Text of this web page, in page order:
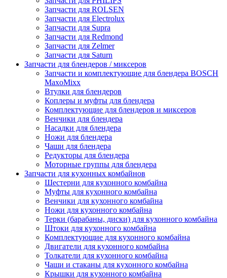
Запчасти для ROLSEN
Запчасти для Electrolux
Запчасти для Supra
Запчасти для Redmond
Запчасти для Zelmer
Запчасти для Saturn
Запчасти для блендеров / миксеров
Запчасти и комплектующие для блендера BOSCH
MaxoMixx
Втулки для блендеров
Коплеры и муфты для блендера
Комплектующие для блендеров и миксеров
Венчики для блендера
Насадки для блендера
Ножи для блендера
Чаши для блендера
Редукторы для блендера
Моторные группы для блендера
Запчасти для кухонных комбайнов
Шестерни для кухонного комбайна
Муфты для кухонного комбайна
Венчики для кухонного комбайна
Ножи для кухонного комбайна
Терки (барабаны, диски) для кухонного комбайна
Штоки для кухонного комбайна
Комплектующие для кухонного комбайна
Двигатели для кухонного комбайна
Толкатели для кухонного комбайна
Чаши и стаканы для кухонного комбайна
Крышки для кухонного комбайна